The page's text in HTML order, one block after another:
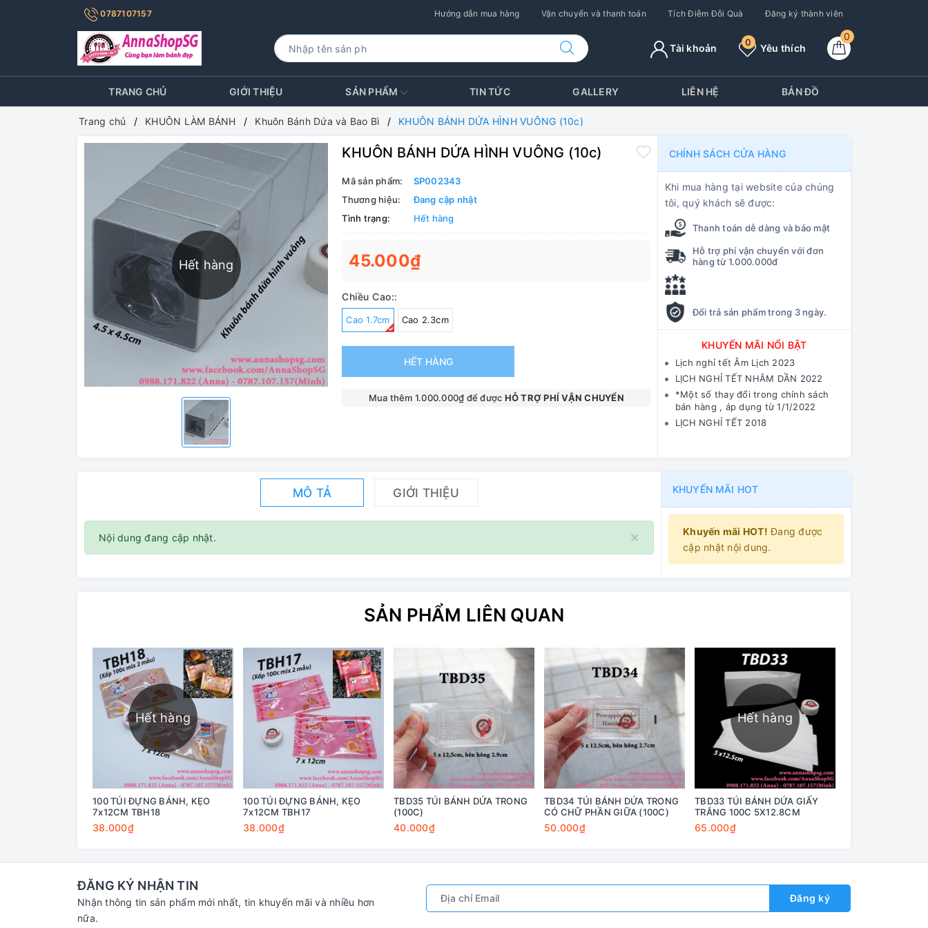
0787107157 Hướng dẫn mua hàng Vận chuyển và thanh toán Tích Điễm Đỗi Quà Đăng ký thành viên
0
Yêu thích
0
Tài khoản
TRANG CHỦ GIỚI THIỆU SẢN PHẨM TIN TỨC GALLERY LIÊN HỆ BẢN ĐỒ
Trang chủ KHUÔN LÀM BÁNH Khuôn Bánh Dứa và Bao Bì KHUÔN BÁNH DỨA HÌNH VUÔNG (10c)
Hết hàng
KHUÔN BÁNH DỨA HÌNH VUÔNG (10c)
Mã sản phẩm:
SP002343
Thương hiệu:
Đang cập nhật
Tình trạng:
Hết hàng
45.000₫
Chiều Cao::
Cao 1.7cm Cao 2.3cm
HẾT HÀNG
Mua thêm 1.000.000₫ để được HỖ TRỢ PHÍ VẬN CHUYỂN
CHÍNH SÁCH CỬA HÀNG
Khi mua hàng tại website của chúng
tôi, quý khách sẽ được:
Thanh toán dễ dàng và bảo mật
Hỗ trợ phí vận chuyển với đơn
hàng từ 1.000.000đ
Đổi trả sản phẩm trong 3 ngày.
KHUYẾN MÃI NỔI BẬT
Lịch nghỉ tết Âm Lịch 2023
LỊCH NGHỈ TẾT NHÂM DẦN 2022
*Một số thay đổi trong chính sách
bán hàng , áp dụng từ 1/1/2022
LỊCH NGHỈ TẾT 2018
MÔ TẢ GIỚI THIỆU
×
Nội dung đang cập nhật.
KHUYẾN MÃI HOT
Khuyến mãi HOT! Đang được
cập nhật nội dung.
SẢN PHẨM LIÊN QUAN
Hết hàng
100 TÚI ĐỰNG BÁNH, KẸO
7x12CM TBH18
38.000₫
100 TÚI ĐỰNG BÁNH, KẸO
7x12CM TBH17
38.000₫
TBD35 TÚI BÁNH DỨA TRONG
(100C)
40.000₫
TBD34 TÚI BÁNH DỨA TRONG
CÓ CHỮ PHẦN GIỮA (100C)
50.000₫
Hết hàng
TBD33 TÚI BÁNH DỨA GIẤY
TRẮNG 100C 5X12.8CM
65.000₫
ĐĂNG KÝ NHẬN TIN
Nhận thông tin sản phẩm mới nhất, tin khuyến mãi và nhiều hơn
nữa.
Đăng ký